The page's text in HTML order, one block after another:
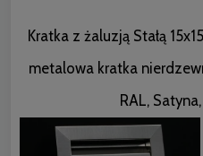
Kratka z żaluzją Stałą
metalowa kratka
RAL,